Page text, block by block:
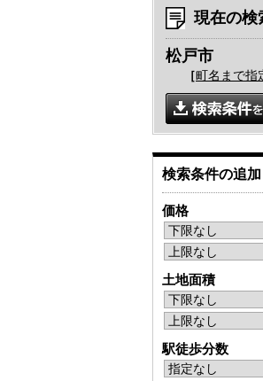
現在の検
松戸市
［町名まで指
検索条件の追
価格
土地面積
駅徒歩分数